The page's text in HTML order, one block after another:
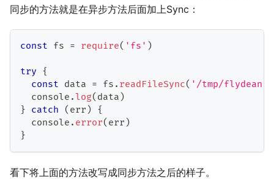
同步的方法就是在异步方法后面加上Sync：
const fs = require( 'fs' )
try {
const data = fs . readFileSync( '/tmp/
  console
. log( data )
} catch ( err ) {
  console
. error( err )
}
看下将上面的方法改写成同步方法之后的样子。